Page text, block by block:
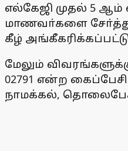
எல்கேஜி முதல் 5 ஆம்
மாணவா்களை
கீழ்
மேலும்
02791 என்ற
நாமக்கல்,